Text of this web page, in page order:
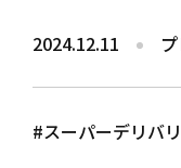
2024.12.11
#スーパーデリバ